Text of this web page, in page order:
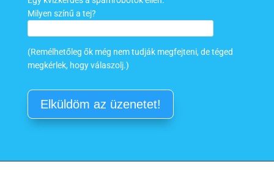
Milyen színű a tej?
(Remélhetőleg ők még nem tudják megfejteni, de téged
megkérlek, hogy válaszolj.)